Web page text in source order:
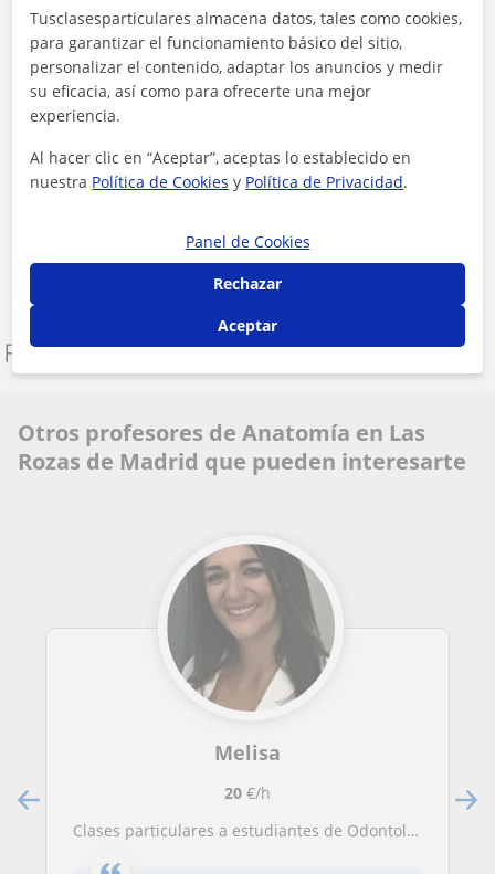
Al hacer clic, aceptas nuestroaviso legaly deprivacidad
Denunciar este perfil
Otros profesores de Anatomía en Las
Rozas de Madrid que pueden interesarte
Melisa
20€/h
Clases particulares a estudiantes de Odontología
Tusclasesparticulares almacena datos, tales como cookies,
para garantizar el funcionamiento básico del sitio,
personalizar el contenido, adaptar los anuncios y medir
su eficacia, así como para ofrecerte una mejor
experiencia.
Al hacer clic en “Aceptar”, aceptas lo establecido en
nuestra Política de Cookies y Política de Privacidad.
Panel de Cookies
Rechazar
Aceptar